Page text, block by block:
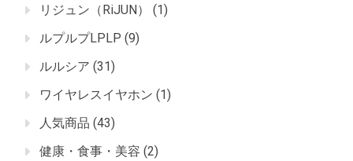
リジュン（RiJUN）
(1)
ルプルプLPLP (9)
ルルシア (31)
ワイヤレスイヤホン (1)
人気商品 (43)
健康・食事・美容 (2)